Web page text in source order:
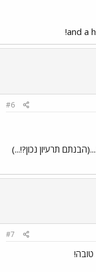
#6
תרעיון נכון?!...)
#7